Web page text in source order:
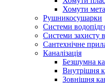
Хомути
Рушникосушарки
Системи
Системи захисту
Сантехнічне
Каналізація
Безшумна
Внутрішня
Зовнішня